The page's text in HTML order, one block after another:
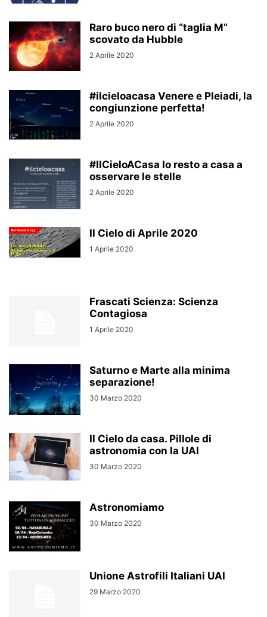
Raro buco nero di “taglia M”
scovato da Hubble
2 Aprile 2020
#ilcieloacasa Venere e Pleiadi, la
congiunzione perfetta!
2 Aprile 2020
#IlCieloACasa Io resto a casa a
osservare le stelle
2 Aprile 2020
Il Cielo di Aprile 2020
1 Aprile 2020
Frascati Scienza: Scienza
Contagiosa
1 Aprile 2020
Saturno e Marte alla minima
separazione!
30 Marzo 2020
Il Cielo da casa. Pillole di
astronomia con la UAI
30 Marzo 2020
Astronomiamo
30 Marzo 2020
Unione Astrofili Italiani UAI
29 Marzo 2020